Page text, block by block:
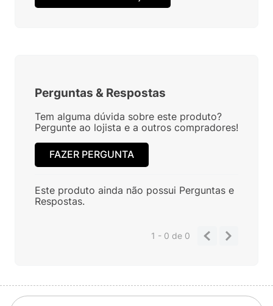
Perguntas & Respostas
Tem alguma dúvida sobre este produto?
Pergunte ao lojista e a outros compradores!
FAZER PERGUNTA
Este produto ainda não possui Perguntas e
Respostas.
1 - 0de 0